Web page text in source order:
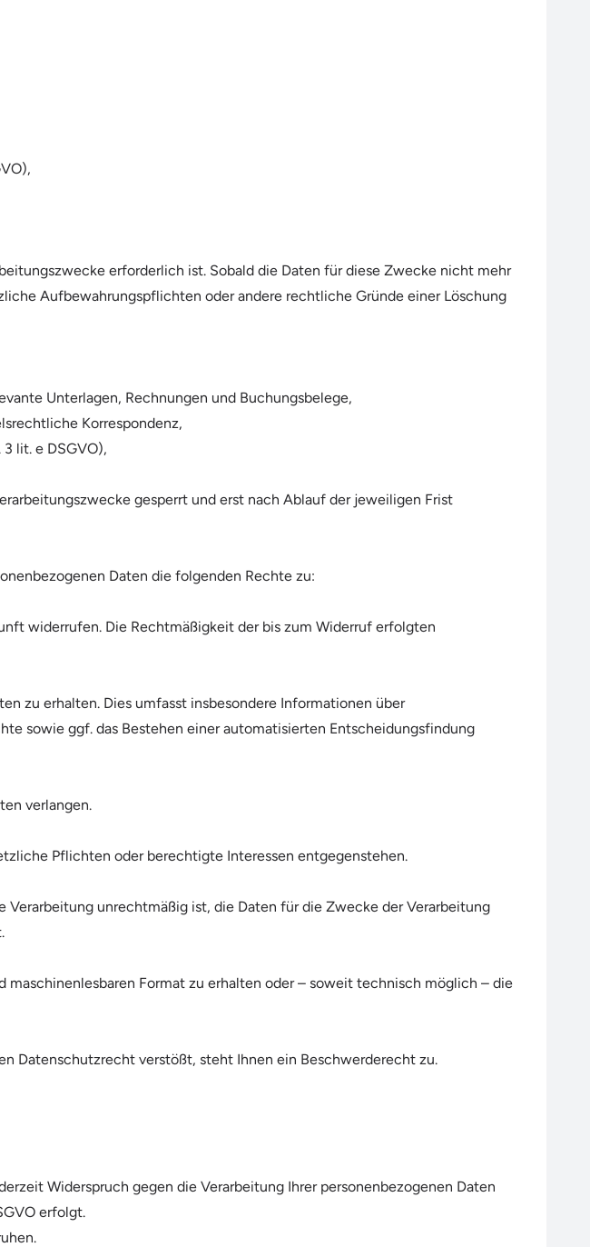
erforderlich ist. Sobald die Daten für diese Zwecke nicht mehr
Aufbewahrungspflichten oder andere rechtliche Gründe einer Löschung
Unterlagen, Rechnungen und Buchungsbelege,
Korrespondenz,
lit. e DSGVO),
gesperrt und erst nach Ablauf der jeweiligen Frist
Daten die folgenden Rechte zu:
widerrufen. Die Rechtmäßigkeit der bis zum Widerruf erfolgten
zu erhalten. Dies umfasst insbesondere Informationen über
sowie ggf. das Bestehen einer automatisierten Entscheidungsfindung
verlangen.
Pflichten oder berechtigte Interessen entgegenstehen.
unrechtmäßig ist, die Daten für die Zwecke der Verarbeitung
Format zu erhalten oder – soweit technisch möglich – die
Datenschutzrecht verstößt, steht Ihnen ein Beschwerderecht zu.
Widerspruch gegen die Verarbeitung Ihrer personenbezogenen Daten
erfolgt.